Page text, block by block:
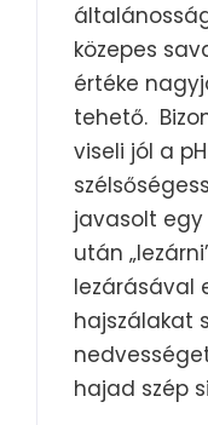
közepes
értéke
tehető.
viseli jól a
javasolt
után
lezárásával
hajszálakat
hajad szép